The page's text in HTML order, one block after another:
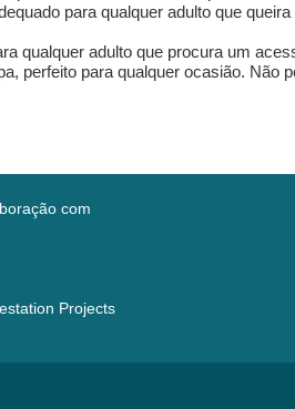
para qualquer adulto que
qualquer adulto que procura um
perfeito para qualquer ocasião. Não
com
Projects